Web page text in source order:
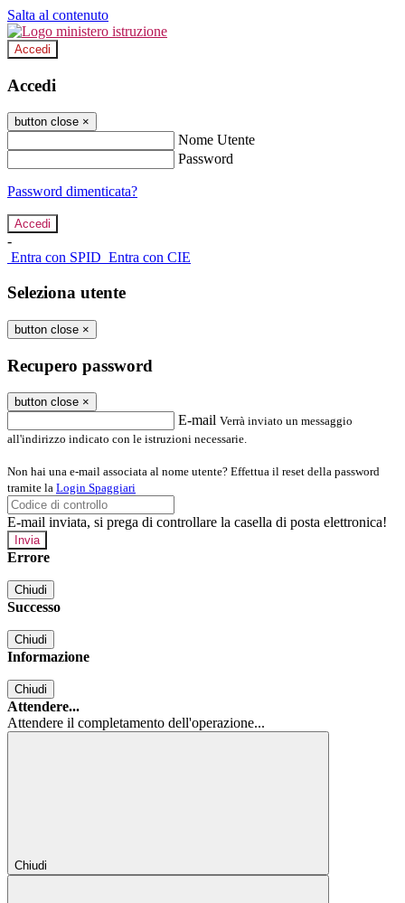
Salta al contenuto
Accedi
Accedi
button close ×
Nome Utente
Password
Password dimenticata?
-
Entra con SPID Entra con CIE
Seleziona utente
button close ×
Recupero password
button close ×
E-mail Verrà inviato un messaggio
all'indirizzo indicato con le istruzioni necessarie.
Non hai una e-mail associata al nome utente? Effettua il reset della password
tramite la Login Spaggiari
E-mail inviata, si prega di controllare la casella di posta elettronica!
Errore
Chiudi
Successo
Chiudi
Informazione
Chiudi
Attendere...
Attendere il completamento dell'operazione...
Chiudi